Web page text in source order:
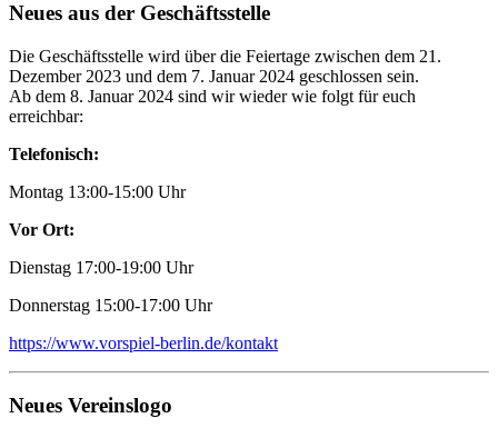
Neues aus der Geschäftsstelle
Die Geschäftsstelle wird über die Feiertage zwischen dem 21.
Dezember 2023 und dem 7. Januar 2024 geschlossen sein.
Ab dem 8. Januar 2024 sind wir wieder wie folgt für euch
erreichbar:
Telefonisch:
Montag 13:00-15:00 Uhr
Vor Ort:
Dienstag 17:00-19:00 Uhr
Donnerstag 15:00-17:00 Uhr
https://www.vorspiel-berlin.de/kontakt
Neues Vereinslogo